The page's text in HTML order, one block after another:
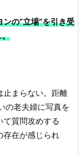
の”立場”を引き受
。
止まらない。距離
の老夫婦に写真を
て質問攻めする
存在が感じられ